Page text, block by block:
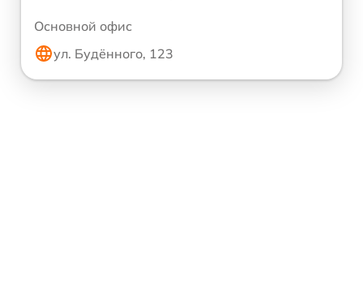
Основной офис
ул. Будённого, 123